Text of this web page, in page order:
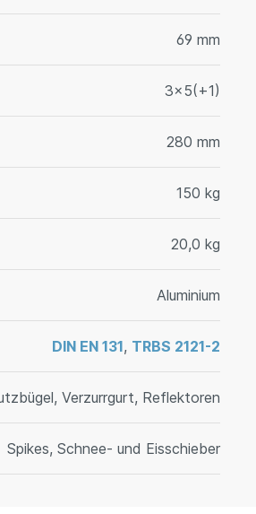
69 mm
3x5(+1)
280 mm
150 kg
20,0 kg
Aluminium
DIN EN 131, TRBS 2121-2
Verzurrgurt, Reflektoren
Spikes, Schnee- und Eisschieber